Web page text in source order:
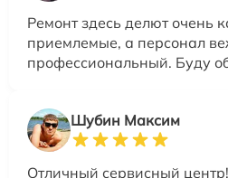
Ремонт здесь делют очень
приемлемые, а персонал
профессиональный. Буду
Шубин Максим
Отличный сервисный